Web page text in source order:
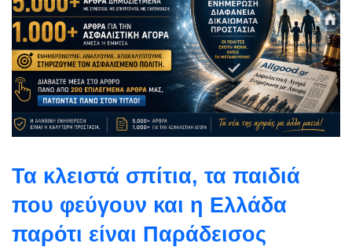
Τα κλειστά σπίτια, τα παιδιά
που φεύγουν και η Ελλάδα
παρότι είναι Παράδεισος